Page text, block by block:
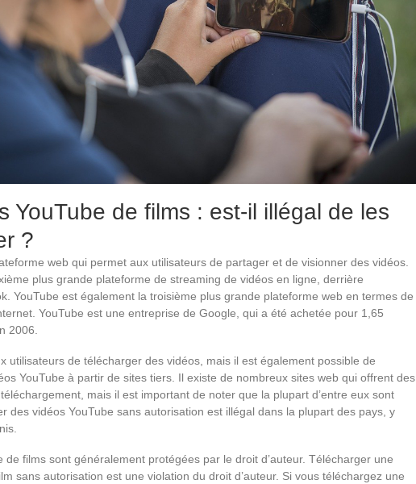
YouTube de films : est-il illégal de les
?
web qui permet aux utilisateurs de partager et de visionner des vidéos.
plus grande plateforme de streaming de vidéos en ligne, derrière
YouTube est également la troisième plus grande plateforme web en termes de
YouTube est une entreprise de Google, qui a été achetée pour 1,65
2006.
utilisateurs de télécharger des vidéos, mais il est également possible de
YouTube à partir de sites tiers. Il existe de nombreux sites web qui offrent des
mais il est important de noter que la plupart d’entre eux sont
des vidéos YouTube sans autorisation est illégal dans la plupart des pays, y
de films sont généralement protégées par le droit d’auteur. Télécharger une
sans autorisation est une violation du droit d’auteur. Si vous téléchargez une